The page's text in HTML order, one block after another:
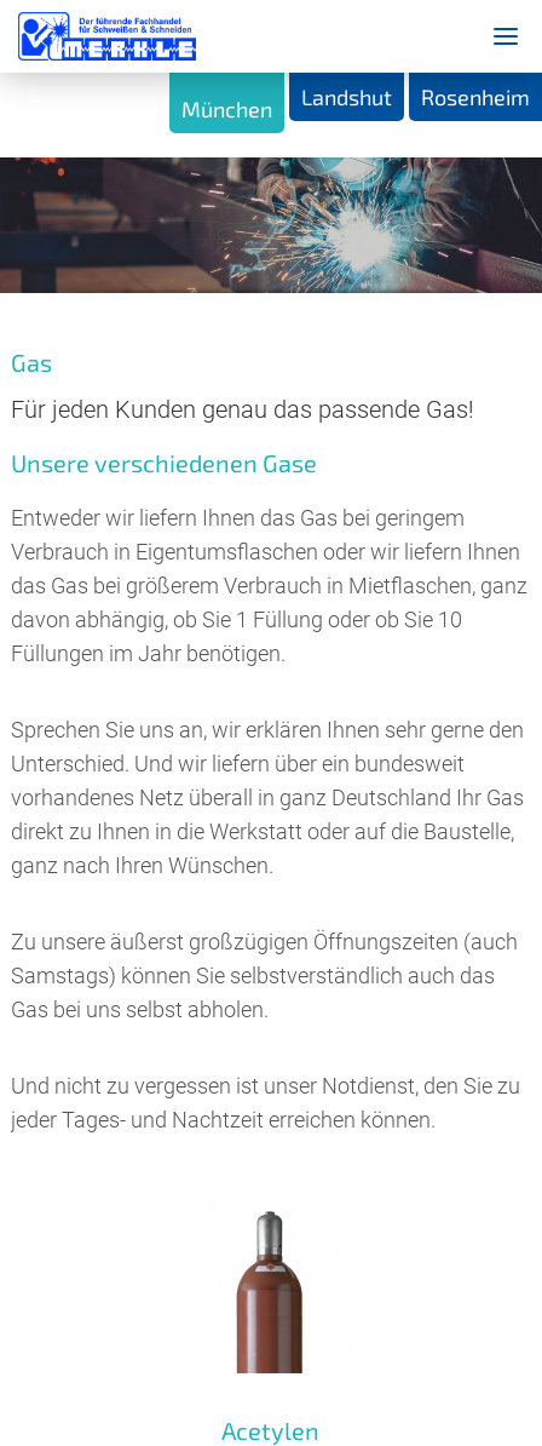
München Landshut Rosenheim
Gas
Für jeden Kunden genau das passende Gas!
Unsere verschiedenen Gase
Entweder wir liefern Ihnen das Gas bei geringem
Verbrauch in Eigentumsflaschen oder wir liefern Ihnen
das Gas bei größerem Verbrauch in Mietflaschen, ganz
davon abhängig, ob Sie 1 Füllung oder ob Sie 10
Füllungen im Jahr benötigen.
Sprechen Sie uns an, wir erklären Ihnen sehr gerne den
Unterschied. Und wir liefern über ein bundesweit
vorhandenes Netz überall in ganz Deutschland Ihr Gas
direkt zu Ihnen in die Werkstatt oder auf die Baustelle,
ganz nach Ihren Wünschen.
Zu unsere äußerst großzügigen Öffnungszeiten (auch
Samstags) können Sie selbstverständlich auch das
Gas bei uns selbst abholen.
Und nicht zu vergessen ist unser Notdienst, den Sie zu
jeder Tages- und Nachtzeit erreichen können.
Acetylen